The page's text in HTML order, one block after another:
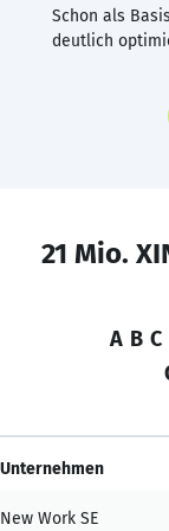
Schon als
deutlich
21 Mio.
A B C
Unternehmen
New Work SE